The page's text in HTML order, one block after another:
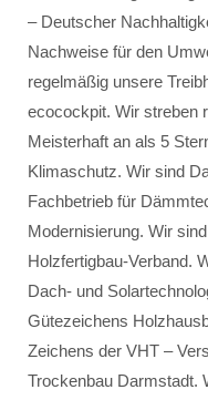
– Deutscher
Nachweise für den
regelmäßig unsere
ecocockpit. Wir streben
Meisterhaft an als 5
Klimaschutz. Wir sind
Fachbetrieb für
Modernisierung. Wir
Holzfertigbau-Verband.
Dach- und
Gütezeichens
Zeichens der VHT –
Trockenbau Darmstadt.